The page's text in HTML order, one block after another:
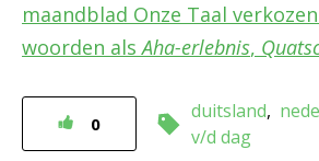
maandblad Onze Taal
woorden alsAha-erlebnis,
0
duitsland
v/d dag